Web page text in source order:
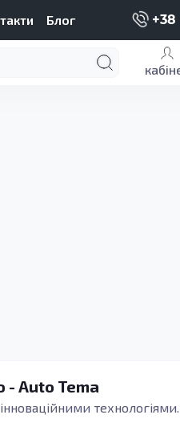
Блог +38
- Auto Tema
технологіями.